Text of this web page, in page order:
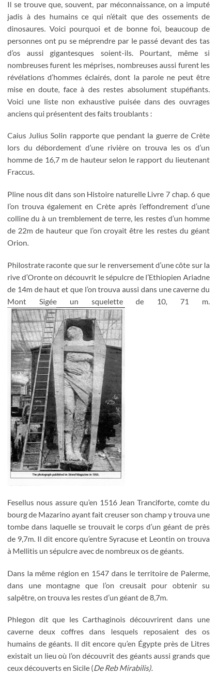
Il se trouve que, souvent, par méconnaissance, on a imputé
jadis à des humains ce qui n’était que des ossements de
dinosaures. Voici pourquoi et de bonne foi, beaucoup de
personnes ont pu se méprendre par le passé devant des tas
d’os aussi gigantesques soient-ils. Pourtant, même si
nombreuses furent les méprises, nombreuses aussi furent les
révélations d’hommes éclairés, dont la parole ne peut être
mise en doute, face à des restes absolument stupéfiants.
Voici une liste non exhaustive puisée dans des ouvrages
anciens qui présentent des faits troublants :
Caius Julius Solin rapporte que pendant la guerre de Crète
lors du débordement d’une rivière on trouva les os d’un
homme de 16,7 m de hauteur selon le rapport du lieutenant
Fraccus.
Pline nous dit dans son Histoire naturelle Livre 7 chap. 6 que
l’on trouva également en Crète après l’effondrement d’une
colline du à un tremblement de terre, les restes d’un homme
de 22m de hauteur que l’on croyait être les restes du géant
Orion.
Philostrate raconte que sur le renversement d’une côte sur la
rive d’Oronte on découvrit le sépulcre de l’Ethiopien Ariadne
de 14m de haut et que l’on trouva aussi dans une caverne du
Mont Sigée un squelette de 10, 71 m.
Fesellus nous assure qu’en 1516 Jean Tranciforte, comte du
bourg de Mazarino ayant fait creuser son champ y trouva une
tombe dans laquelle se trouvait le corps d’un géant de près
de 9,7m. Il dit encore qu’entre Syracuse et Leontin on trouva
à Mellitis un sépulcre avec de nombreux os de géants.
Dans la même région en 1547 dans le territoire de Palerme,
dans une montagne que l’on creusait pour obtenir su
salpêtre, on trouva les restes d’un géant de 8,7m.
Phlegon dit que les Carthaginois découvrirent dans une
caverne deux coffres dans lesquels reposaient des os
humains de géants. Il dit encore qu’en Égypte près de Litres
existait un lieu où l’on découvrit des géants aussi grands que
ceux découverts en Sicile (De Reb Mirabilis).